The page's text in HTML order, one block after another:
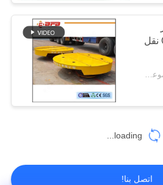
الكهربائية ، شقة Q235 نقل
قابل للتفاوض MOQ:1 مجموعة/مجموعة
loading...
اتصل بنا!